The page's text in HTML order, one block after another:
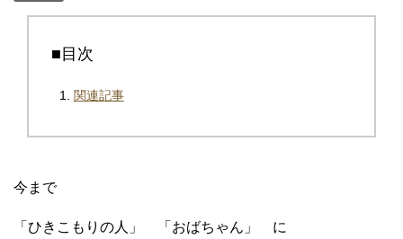
■目次
関連記事
今まで
「ひきこもりの人」 「おばちゃん」 に